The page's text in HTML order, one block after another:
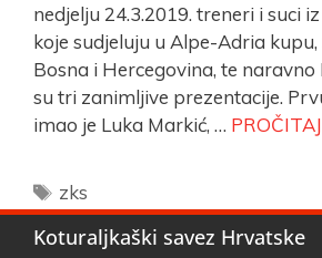
nedjelju 24.3.2019. treneri i suci
koje sudjeluju u Alpe-Adria kupu,
Bosna i Hercegovina, te
su tri zanimljive prezentacije.
imao je Luka Markić, …
zks
Koturaljkaški savez Hrvatske